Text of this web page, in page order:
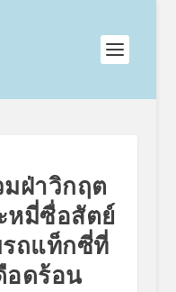
ฝ่าวิกฤต
หมี่ซื่อสัตย์
ถแท็กซี่ที่
อดร้อน